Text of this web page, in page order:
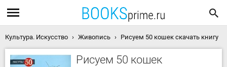
Культура. Искусство Живопись Рисуем 50 кошек скачать книгу
Рисуем 50 кошек